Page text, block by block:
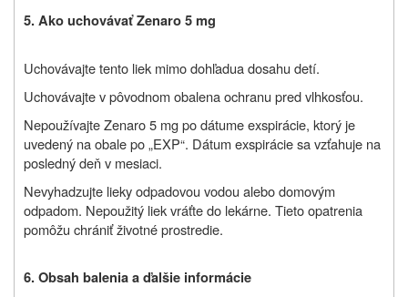
5. Ako uchovávať Zenaro 5 mg
Uchovávajte tento liek mimo dohľadua dosahu detí.
Uchovávajte v pôvodnom obalena ochranu pred vlhkosťou.
Nepoužívajte Zenaro 5 mg po dátume exspirácie, ktorý je
uvedený na obale po „EXP“. Dátum exspirácie sa vzťahuje na
posledný deň v mesiaci.
Nevyhadzujte lieky odpadovou vodou alebo domovým
odpadom. Nepoužitý liek vráťte do lekárne. Tieto opatrenia
pomôžu chrániť životné prostredie.
6. Obsah balenia a ďalšie informácie